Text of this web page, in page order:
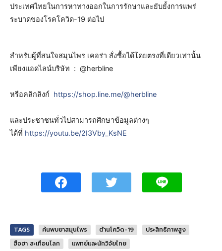
ประเทศไทยในการหาทางออกในการรักษาและยับยั้งการแพร่
ระบาดของโรคโควิด-19 ต่อไป
สำหรับผู้ที่สนใจสมุนไพร เคอร่า สั่งซื้อได้โดยตรงที่เดียวเท่านั้น
เพียงแอดไลน์บริษัท : @herbline
หรือคลิกลิงก์ https://shop.line.me/@herbline
และประชาชนทั่วไปสามารถศึกษาข้อมูลต่างๆ
ได้ที่ https://youtu.be/2I3Vby_KsNE
TAGS ค้นพบยาสมุนไพร ต้านโควิด-19
ประสิทธิภาพสูง
ฮือฮา สะเทือนโลก
แพทย์และนักวิจัยไทย